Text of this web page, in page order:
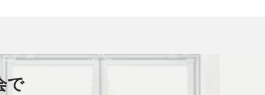
で